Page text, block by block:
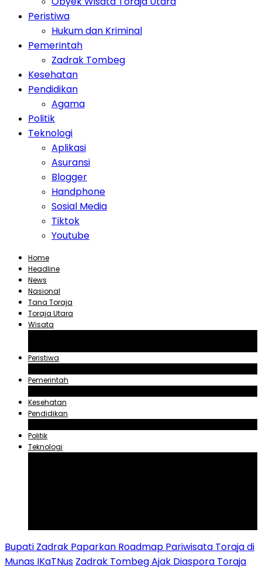
Peristiwa
Hukum dan Kriminal
Pemerintah
Zadrak Tombeg
Kesehatan
Pendidikan
Agama
Politik
Teknologi
Aplikasi
Asuransi
Blogger
Handphone
Sosial Media
Tiktok
Youtube
Home
Headline
News
Nasional
Tana Toraja
Toraja Utara
Wisata
Peristiwa
Pemerintah
Kesehatan
Pendidikan
Politik
Teknologi
Bupati Zadrak Paparkan Roadmap Pariwisata Toraja di
Munas IKaTNus Zadrak Tombeg Ajak Diaspora Toraja